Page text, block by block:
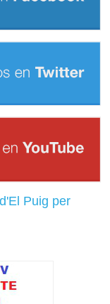
Puig per